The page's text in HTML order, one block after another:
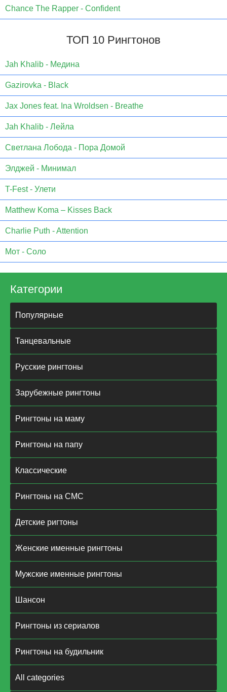
Chance The Rapper - Confident
ТОП 10 Рингтонов
Jаh Khаlib - Медина
Gazirovka - Black
Jax Jones feat. Ina Wroldsen - Breathe
Jah Khalib - Лейла
Светлана Лобода - Пора Домой
Элджей - Минимал
T-Fest - Улети
Matthew Koma – Kisses Back
Charlie Puth - Attention
Мот - Соло
Категории
Популярные
Танцевальные
Русские рингтоны
Зарубежные рингтоны
Рингтоны на маму
Рингтоны на папу
Классические
Рингтоны на СМС
Детские ригтоны
Женские именные рингтоны
Мужские именные рингтоны
Шансон
Рингтоны из сериалов
Рингтоны на будильник
All categories